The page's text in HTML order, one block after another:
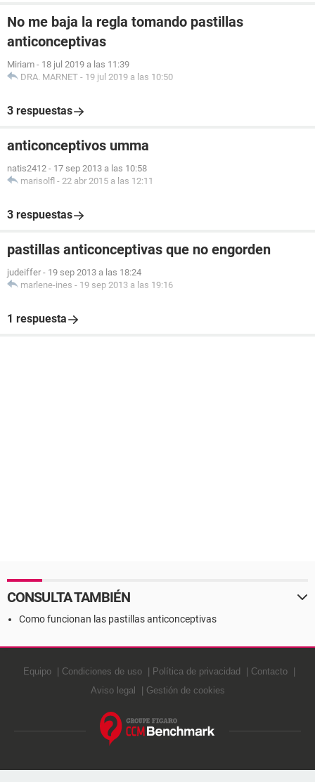
No me baja la regla tomando pastillas
anticonceptivas
Miriam - 18 jul 2019 a las 11:39
DRA. MARNET - 19 jul 2019 a las 10:50
3 respuestas
anticonceptivos umma
natis2412 - 17 sep 2013 a las 10:58
marisolfl - 22 abr 2015 a las 12:11
3 respuestas
pastillas anticonceptivas que no engorden
judeiffer - 19 sep 2013 a las 18:24
marlene-ines - 19 sep 2013 a las 19:16
1 respuesta
CONSULTA TAMBIÉN
Como funcionan las pastillas anticonceptivas
Equipo Condiciones de uso Política de privacidad
Contacto
Aviso legal
Gestión de cookies